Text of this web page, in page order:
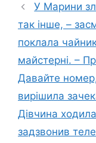
У Марини
так інше, –
поклала
майстерні. –
Давайте
вирішила
Дівчина
задзвонив